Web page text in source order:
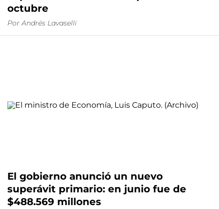
octubre
Por Andrés Lavaselli
El gobierno anunció un nuevo
superávit primario: en junio fue de
$488.569 millones